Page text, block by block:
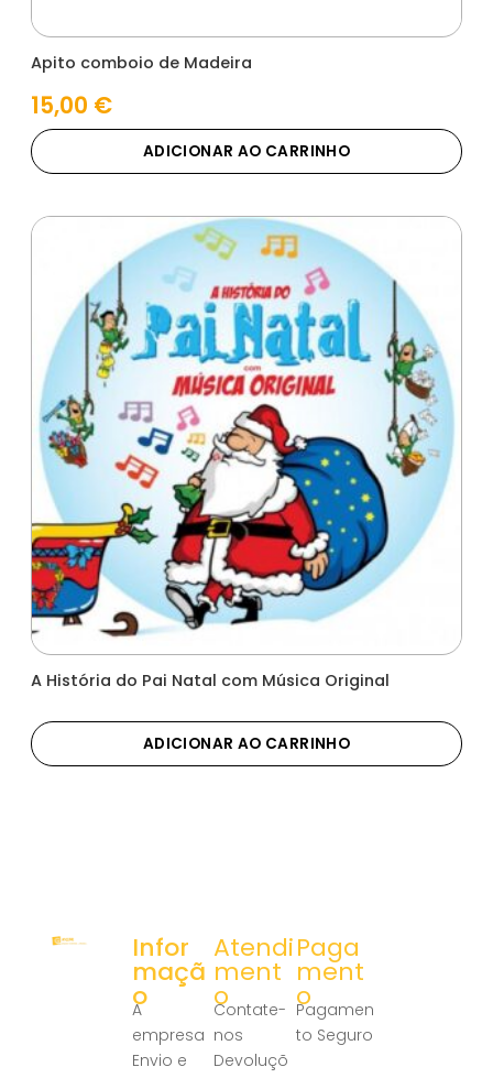
Apito comboio de Madeira
15,00 €
ADICIONAR AO CARRINHO
A História do Pai Natal com Música Original
ADICIONAR AO CARRINHO
Infor
maçã
o
A
empresa
Envio e
Atendi
ment
o
Contate-
nos
Devoluçõ
Paga
ment
o
Pagamen
to Seguro